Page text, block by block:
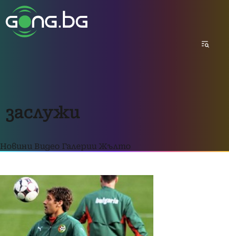
заслужи
Новини Видео Галерии Жълто